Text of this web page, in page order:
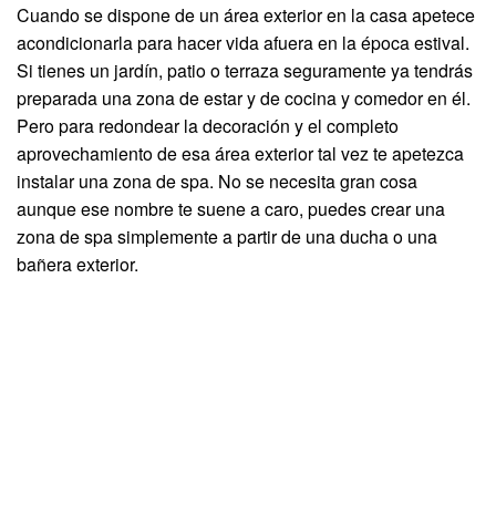
Cuando se dispone de un área exterior en la casa apetece
acondicionarla para hacer vida afuera en la época estival.
Si tienes un jardín, patio o terraza seguramente ya tendrás
preparada una zona de estar y de cocina y comedor en él.
Pero para redondear la decoración y el completo
aprovechamiento de esa área exterior tal vez te apetezca
instalar una zona de spa. No se necesita gran cosa
aunque ese nombre te suene a caro, puedes crear una
zona de spa simplemente a partir de una ducha o una
bañera exterior.